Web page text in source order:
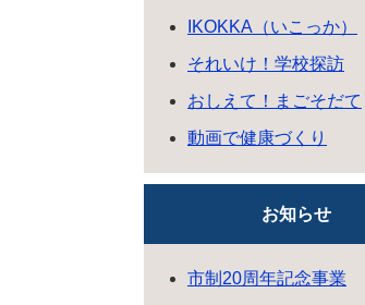
IKOKKA（いこっか）
それいけ！学校探訪
おしえて！まごそだて
動画で健康づくり
お知らせ
市制20周年記念事業